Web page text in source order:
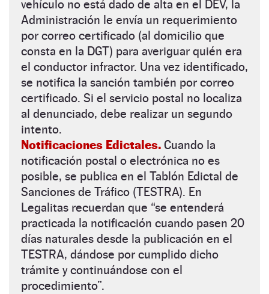
vehículo no está dado de alta en el DEV, la
Administración le envía un requerimiento
por correo certificado (al domicilio que
consta en la DGT) para averiguar quién era
el conductor infractor. Una vez identificado,
se notifica la sanción también por correo
certificado. Si el servicio postal no localiza
al denunciado, debe realizar un segundo
intento.
Notificaciones Edictales. Cuando la
notificación postal o electrónica no es
posible, se publica en el Tablón Edictal de
Sanciones de Tráfico (TESTRA). En
Legalitas recuerdan que “se entenderá
practicada la notificación cuando pasen 20
días naturales desde la publicación en el
TESTRA, dándose por cumplido dicho
trámite y continuándose con el
procedimiento”.